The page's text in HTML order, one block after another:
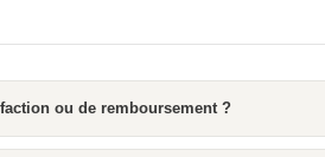
ou de remboursement ?